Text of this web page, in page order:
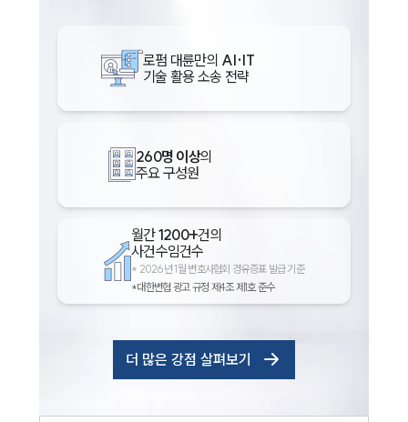
로펌 대륜만의 AI·IT
기술 활용 소송 전략
260명 이상의
주요 구성원
월간1200+건의
사건수임건수
* 2026년 1월 변호사협회 경유증표 발급 기준
*대한변협 광고 규정 제4조 제1호 준수
더 많은 강점 살펴보기